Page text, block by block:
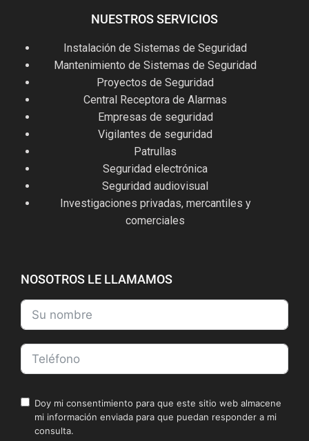
NUESTROS SERVICIOS
Instalación de Sistemas de Seguridad
Mantenimiento de Sistemas de Seguridad
Proyectos de Seguridad
Central Receptora de Alarmas
Empresas de seguridad
Vigilantes de seguridad
Patrullas
Seguridad electrónica
Seguridad audiovisual
Investigaciones privadas, mercantiles y
comerciales
NOSOTROS LE LLAMAMOS
Doy mi consentimiento para que este sitio web almacene
mi información enviada para que puedan responder a mi
consulta.